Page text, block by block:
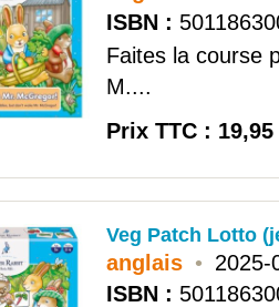
ISBN :
Faites la course
M....
Prix TTC : 19,95
Veg Patch Lotto
anglais • 2025-
ISBN :